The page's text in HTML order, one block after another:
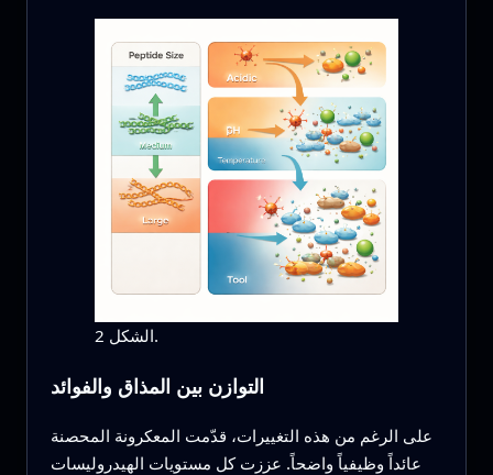
الشكل 2.
التوازن بين المذاق والفوائد
على الرغم من هذه التغييرات، قدّمت المعكرونة المحصنة
عائداً وظيفياً واضحاً. عززت كل مستويات الهيدروليسات